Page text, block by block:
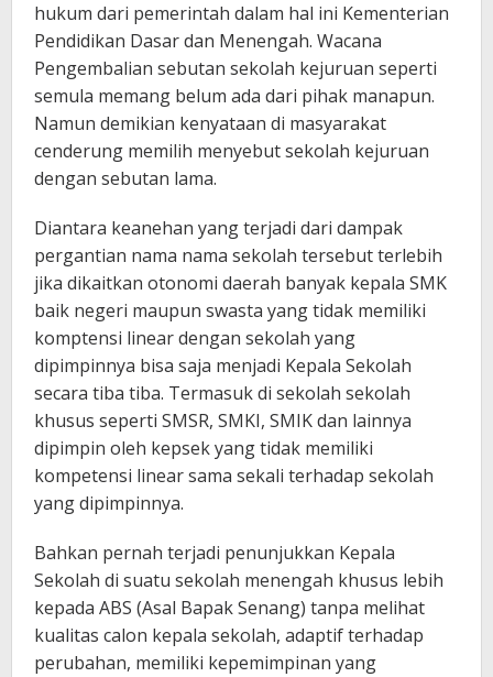
hukum dari pemerintah dalam hal ini Kementerian
Pendidikan Dasar dan Menengah. Wacana
Pengembalian sebutan sekolah kejuruan seperti
semula memang belum ada dari pihak manapun.
Namun demikian kenyataan di masyarakat
cenderung memilih menyebut sekolah kejuruan
dengan sebutan lama.
Diantara keanehan yang terjadi dari dampak
pergantian nama nama sekolah tersebut terlebih
jika dikaitkan otonomi daerah banyak kepala SMK
baik negeri maupun swasta yang tidak memiliki
komptensi linear dengan sekolah yang
dipimpinnya bisa saja menjadi Kepala Sekolah
secara tiba tiba. Termasuk di sekolah sekolah
khusus seperti SMSR, SMKI, SMIK dan lainnya
dipimpin oleh kepsek yang tidak memiliki
kompetensi linear sama sekali terhadap sekolah
yang dipimpinnya.
Bahkan pernah terjadi penunjukkan Kepala
Sekolah di suatu sekolah menengah khusus lebih
kepada ABS (Asal Bapak Senang) tanpa melihat
kualitas calon kepala sekolah, adaptif terhadap
perubahan, memiliki kepemimpinan yang